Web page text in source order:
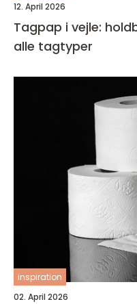
12. April 2026
Tagpap i vejle:
alle tagtyper
inspiration
02. April 2026